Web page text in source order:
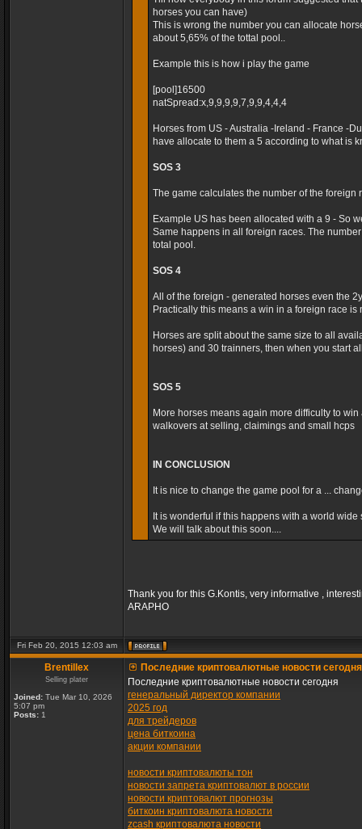
horses you can have)
This is wrong the number you can allocate
about 5,65% of the tottal pool..
Example this is how i play the game
[pool]16500
natSpread:x,9,9,9,9,7,9,9,4,4,4
Horses from US - Australia -Ireland - France -
have allocate to them a 5 according to what is
SOS 3
The game calculates the number of the foreign
Example US has been allocated with a 9 - So
Same happens in all foreign races. The
total pool.
SOS 4
All of the foreign - generated horses even the
Practically this means a win in a foreign race is
Horses are split about the same size to all
horses) and 30 trainners, then when you start
SOS 5
More horses means again more difficulty to
walkovers at selling, claimings and small hcps
IN CONCLUSION
It is nice to change the game pool for a ...
It is wonderful if this happens with a world
We will talk about this soon....
Thank you for this G.Kontis, very informative ,
ARAPHO
Fri Feb 20, 2015 12:03 am
Brentillex
Selling plater
Joined: Tue Mar 10, 2026
5:07 pm
Posts: 1
Последние криптовалютные новости сегодня
Последние криптовалютные новости сегодня
генеральный директор компании
2025 год
для трейдеров
цена биткоина
акции компании
новости криптовалюты тон
новости запрета криптовалют в россии
новости криптовалют прогнозы
биткоин криптовалюта новости
zcash криптовалюта новости